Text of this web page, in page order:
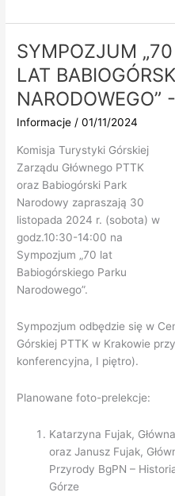
Członków
PTTK
w
Decathlon
Outdoor
SYMPOZJUM „70
LAT
NARODOWEGO”
Informacje /01/11/2024
Komisja Turystyki Górskiej
Zarządu Głównego PTTK
oraz Babiogórski Park
Narodowy zapraszają 30
listopada 2024 r. (sobota) w
godz.10:30-14:00 na
Sympozjum „70 lat
Babiogórskiego Parku
Narodowego”.
Sympozjum odbędzie się w
Górskiej PTTK w Krakowie
konferencyjna, I piętro).
Planowane foto-prelekcje:
Katarzyna Fujak,
oraz Janusz Fujak,
Przyrody BgPN –
Górze